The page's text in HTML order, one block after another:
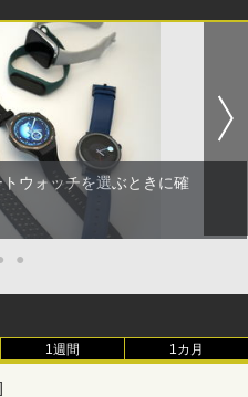
ウォッチを選ぶときに確
●
1週間 1カ月